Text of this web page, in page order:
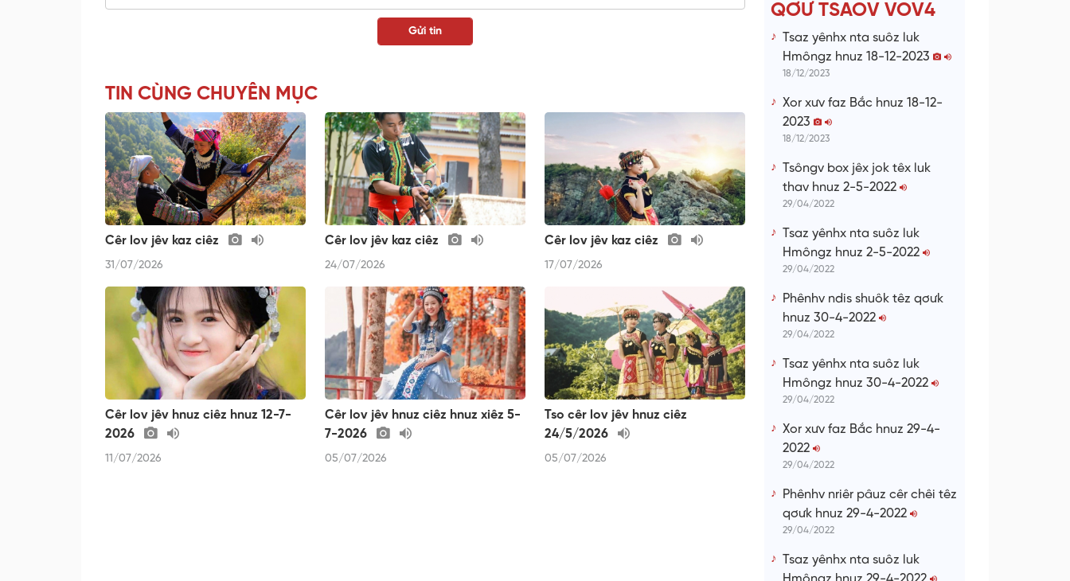
TIN CÙNG CHUYÊN MỤC
Cêr lov jêv kaz ciêz
31/07/2026
Cêr lov jêv kaz ciêz
24/07/2026
Cêr lov jêv kaz ciêz
17/07/2026
Cêr lov jêv hnuz ciêz hnuz 12-7-
2026
11/07/2026
Cêr lov jêv hnuz ciêz hnuz xiêz 5-
7-2026
05/07/2026
Tso cêr lov jêv hnuz ciêz
24/5/2026
05/07/2026
e
QƠƯ TSAOV VOV4
Tsaz yênhx nta suôz luk
Hmôngz hnuz 18-12-2023
18/12/2023
Xor xưv faz Bắc hnuz 18-12-
2023
18/12/2023
Tsôngv box jêx jok têx luk
thav hnuz 2-5-2022
29/04/2022
Tsaz yênhx nta suôz luk
Hmôngz hnuz 2-5-2022
29/04/2022
Phênhv ndis shuôk têz qơưk
hnuz 30-4-2022
29/04/2022
Tsaz yênhx nta suôz luk
Hmôngz hnuz 30-4-2022
29/04/2022
Xor xưv faz Bắc hnuz 29-4-
2022
29/04/2022
Phênhv nriêr pâuz cêr chêi têz
qơưk hnuz 29-4-2022
29/04/2022
Tsaz yênhx nta suôz luk